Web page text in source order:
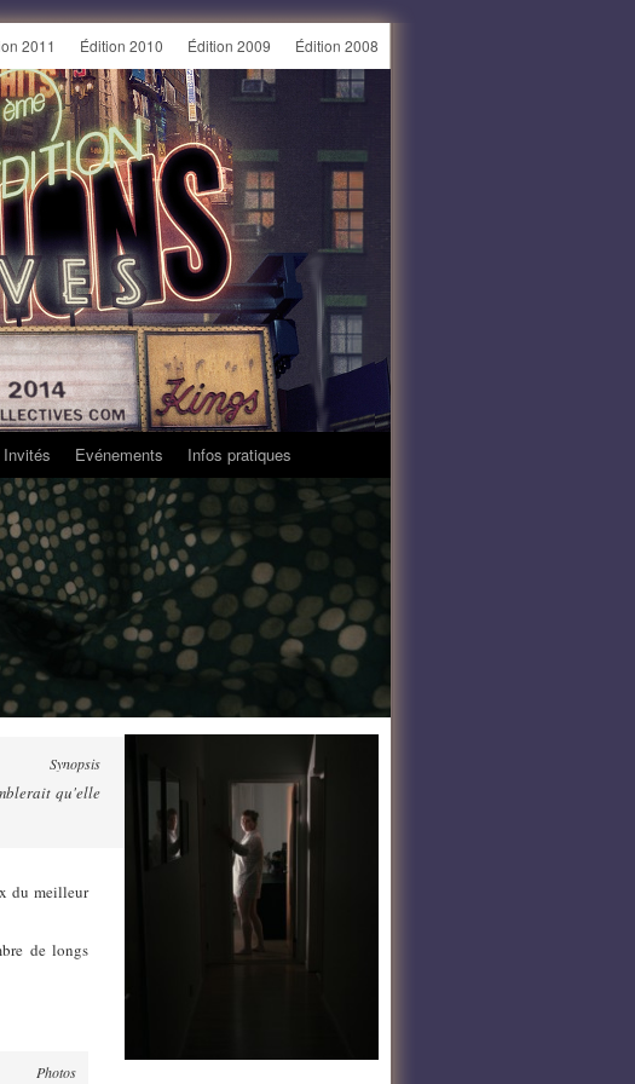
2011 Édition 2010 Édition 2009 Édition 2008
Invités Evénements Infos pratiques
Synopsis
qu'elle
du meilleur
de longs
Photos